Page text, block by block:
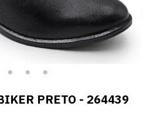
PRETO - 264439